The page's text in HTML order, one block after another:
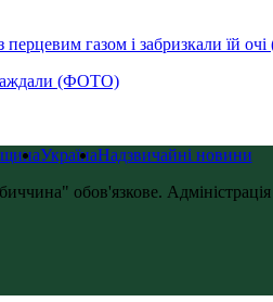
перцевим газом і забризкали їй
(ФОТО)
УкраїнаНадзвичайні новини
обов'язкове.